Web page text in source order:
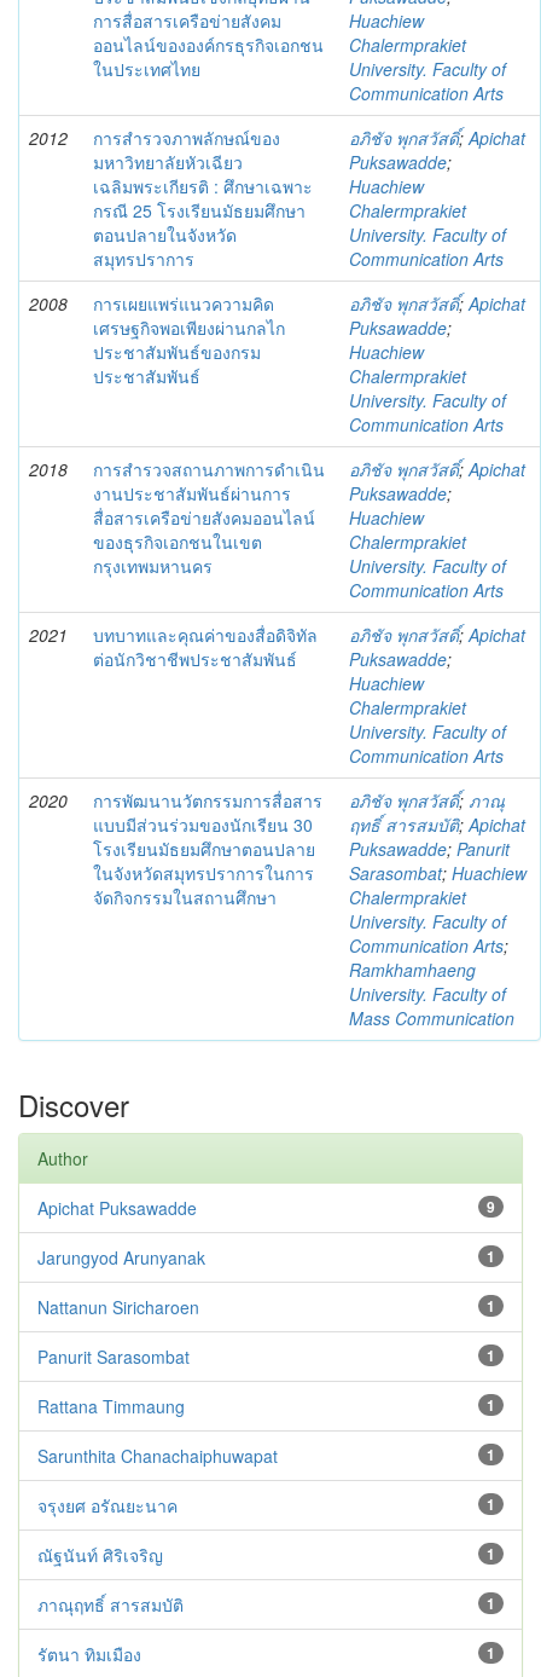
การสื่อสารเครือข่ายสังคม
ออนไลน์ขององค์กรธุรกิจเอกชน
ในประเทศไทย
Huachiew
Chalermprakiet
University. Faculty of
Communication Arts
2012
การสำรวจภาพลักษณ์ของ
มหาวิทยาลัยหัวเฉียว
เฉลิมพระเกียรติ : ศึกษาเฉพาะ
กรณี 25 โรงเรียนมัธยมศึกษา
ตอนปลายในจังหวัด
สมุทรปราการ
อภิชัจ พุกสวัสดิ์;Apichat
Puksawadde;
Huachiew
Chalermprakiet
University. Faculty of
Communication Arts
2008
การเผยแพร่แนวความคิด
เศรษฐกิจพอเพียงผ่านกลไก
ประชาสัมพันธ์ของกรม
ประชาสัมพันธ์
อภิชัจ พุกสวัสดิ์;Apichat
Puksawadde;
Huachiew
Chalermprakiet
University. Faculty of
Communication Arts
2018
การสำรวจสถานภาพการดำเนิน
งานประชาสัมพันธ์ผ่านการ
สื่อสารเครือข่ายสังคมออนไลน์
ของธุรกิจเอกชนในเขต
กรุงเทพมหานคร
อภิชัจ พุกสวัสดิ์;Apichat
Puksawadde;
Huachiew
Chalermprakiet
University. Faculty of
Communication Arts
2021
บทบาทและคุณค่าของสื่อดิจิทัล
ต่อนักวิชาชีพประชาสัมพันธ์
อภิชัจ พุกสวัสดิ์;Apichat
Puksawadde;
Huachiew
Chalermprakiet
University. Faculty of
Communication Arts
2020
การพัฒนานวัตกรรมการสื่อสาร
แบบมีส่วนร่วมของนักเรียน 30
โรงเรียนมัธยมศึกษาตอนปลาย
ในจังหวัดสมุทรปราการในการ
จัดกิจกรรมในสถานศึกษา
อภิชัจ พุกสวัสดิ์; ภาณุ
ฤทธิ์ สารสมบัติ;Apichat
Puksawadde; Panurit
Sarasombat; Huachiew
Chalermprakiet
University. Faculty of
Communication Arts;
Ramkhamhaeng
University. Faculty of
Mass Communication
Discover
Author
9
Apichat Puksawadde
1
Jarungyod Arunyanak
1
Nattanun Siricharoen
1
Panurit Sarasombat
1
Rattana Timmaung
1
Sarunthita Chanachaiphuwapat
1
จรุงยศ อรัณยะนาค
1
ณัฐนันท์ ศิริเจริญ
1
ภาณุฤทธิ์ สารสมบัติ
1
รัตนา ทิมเมือง